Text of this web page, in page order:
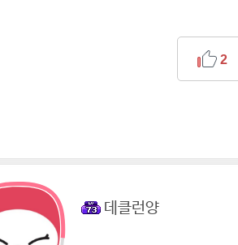
2
데클런양